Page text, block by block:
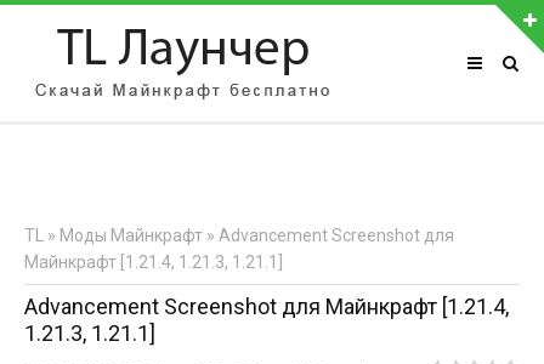
АВТОРИЗАЦИЯ НА САЙТЕ
Регистрация
TL » Моды Майнкрафт » Advancement Screenshot для
Майнкрафт [1.21.4, 1.21.3, 1.21.1]
Advancement Screenshot для Майнкрафт [1.21.4,
1.21.3, 1.21.1]